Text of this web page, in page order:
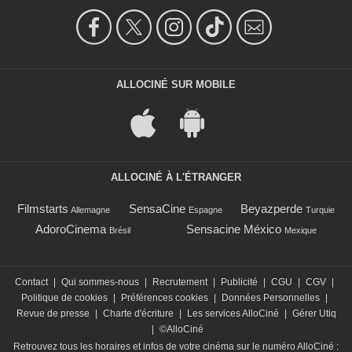
ALLOCINÉ SUR MOBILE
ALLOCINÉ À L'ÉTRANGER
Filmstarts Allemagne SensaCine Espagne Beyazperde Turquie
AdoroCinema Brésil Sensacine México Mexique
Contact | Qui sommes-nous | Recrutement | Publicité | CGU | CGV |
Politique de cookies | Préférences cookies | Données Personnelles |
Revue de presse
| Charte d'écriture | Les services AlloCiné | Gérer Utiq
| ©AlloCiné
Retrouvez tous les horaires et infos de votre cinéma sur le numéro AlloCiné :